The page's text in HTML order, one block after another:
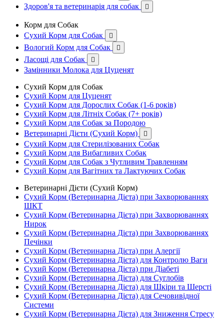
Здоров'я та ветеринарія для собак 
Корм для Собак
Сухий Корм для Собак

Вологий Корм для Собак 
Ласощі для Собак 
Замінники Молока для Цуценят
Сухий Корм для Собак
Сухий Корм для Цуценят
Сухий Корм для Дорослих Собак (1-6 років)
Сухий Корм для Літніх Собак (7+ років)
Сухий Корм для Собак за Породою
Ветеринарні Дієти (Сухий Корм)

Сухий Корм для Стерилізованих Собак
Сухий Корм для Вибагливих Собак
Сухий Корм для Собак з Чутливим Травленням
Сухий Корм для Вагітних та Лактуючих Собак
Ветеринарні Дієти (Сухий Корм)
Сухий Корм (Ветеринарна Дієта) при Захворюваннях
ШКТ
Сухий Корм (Ветеринарна Дієта) при Захворюваннях
Нирок
Сухий Корм (Ветеринарна Дієта) при Захворюваннях
Печінки
Сухий Корм (Ветеринарна Дієта) при Алергії
Сухий Корм (Ветеринарна Дієта) для Контролю Ваги
Сухий Корм (Ветеринарна Дієта) при Діабеті
Сухий Корм (Ветеринарна Дієта) для Суглобів
Сухий Корм (Ветеринарна Дієта) для Шкіри та Шерсті
Сухий Корм (Ветеринарна Дієта) для Сечовивідної
Системи
Сухий Корм (Ветеринарна Дієта) для Зниження Стресу